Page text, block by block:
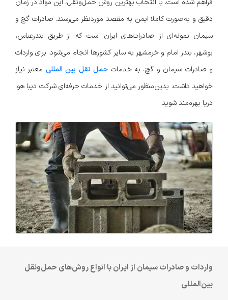
فراهم شده است. با انتخاب بهترین روش حمل‌ونقل، این مواد در زمان
دقیق و به‌صورت کاملا ایمن به‌ مقصد مورد‌نظر می‌رسند. صادرات گچ و
سیمان نمونه‌ای از صادرات‌های ایران است که از طریق بندرعباس،
بوشهر، بندر امام و خرمشهر به سایر کشورها انجام می‌شود. برای واردات
و صادرات سیمان و گچ، به خدمات حمل نقل بین المللی معتبر نیاز
خواهید داشت. بدین‌منظور می‌توانید از خدمات حرفه‌ای شرکت دیبا هوا
دریا بهره‌مند شوید.
واردات و صادرات سیمان از ایران با انواع روش‌های حمل‌ونقل
بین‌المللی